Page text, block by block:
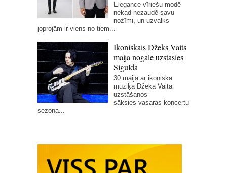
Elegance vīriešu modē
nekad nezaudē savu
nozīmi, un uzvalks
joprojām ir viens no tiem...
Ikoniskais Džeks Vaits
maija nogalē uzstāsies
Siguldā
30.maijā ar ikoniskā
mūziķa Džeka Vaita
uzstāšanos
sāksies vasaras koncertu
sezona...